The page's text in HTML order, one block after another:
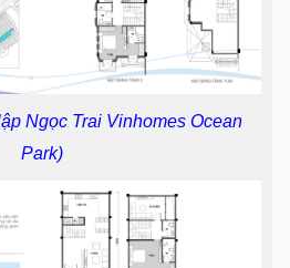
Ngọc Trai Vinhomes Ocean
Park)